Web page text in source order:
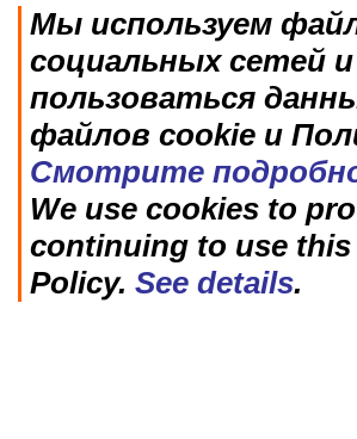
Мы используем
социальных сетей
пользоваться
файлов cookie и
Смотрите
We use cookies to
continuing to use this
Policy. See details.